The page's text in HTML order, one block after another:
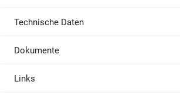
Technische Daten
Dokumente
Links